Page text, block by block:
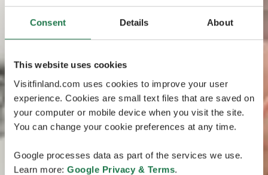
Consent Details About
This website uses cookies
Visitfinland.com uses cookies to improve your user
experience. Cookies are small text files that are saved on
your computer or mobile device when you visit the site.
You can change your cookie preferences at any time.
Google processes data as part of the services we use.
Learn more: Google Privacy & Terms.